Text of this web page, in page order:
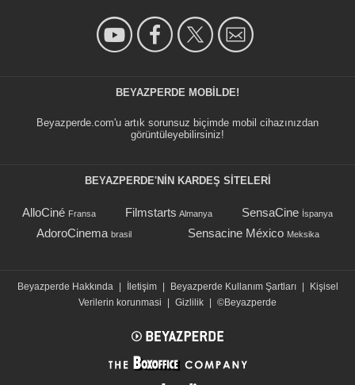
BEYAZPERDE MOBILDE!
Beyazperde.com'u artık sorunsuz biçimde mobil cihazınızdan
görüntüleyebilirsiniz!
BEYAZPERDE'NIN KARDEŞ SİTELERİ
AlloCiné Fransa Filmstarts Almanya SensaCine İspanya
AdoroCinema brasil Sensacine México Meksika
Beyazperde Hakkında İletişim Beyazperde Kullanım Şartları
Kişisel
Verilerin korunmasi
Gizlilik ©Beyazperde